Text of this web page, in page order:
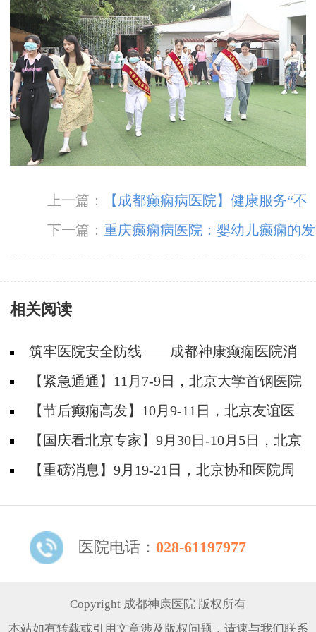
上一篇：
【成都癫痫病医院】健康服务“不
放假”，成都神康癫痫医院春节假期正常接诊!
下一篇：重庆癫痫病医院：婴幼儿癫痫的发
作护理
相关阅读
筑牢医院安全防线——成都神康癫痫医院消
防安全培训纪实
【紧急通通】11月7-9日，北京大学首钢医院
神经内科胡颖教授亲临成都会诊，破解癫痫疑难
【节后癫痫高发】10月9-11日，北京友谊医
院陈葵博士免费会诊+治疗援助，破解癫痫难
题！
【国庆看北京专家】9月30日-10月5日，北京
天坛&首钢医院两大专家蓉城亲诊+癫痫大额救
【重磅消息】9月19-21日，北京协和医院周
线！
医院电话： 028-61197977
Copyright 成都神康医院 版权所有
本站如有转载或引用文章涉及版权问题，请速与我们联系